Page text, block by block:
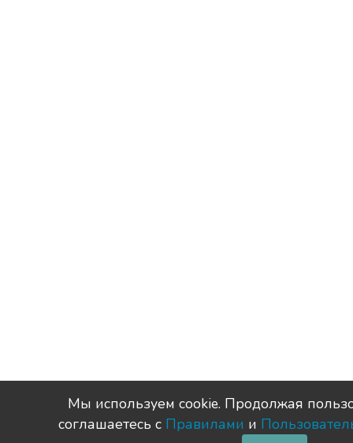
Мы используем сookie. Продолжая
соглашаетесь с Правилами и